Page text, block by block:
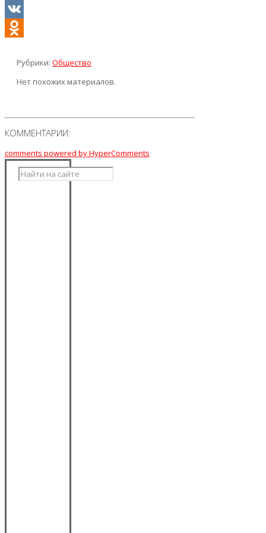
Mail.Ru
VK
Рубрики: Общество
Нет похожих материалов.
КОММЕНТАРИИ:
comments powered by HyperComments